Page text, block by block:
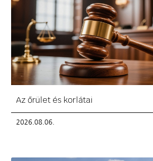
Az őrület és korlátai
2026.08.06.